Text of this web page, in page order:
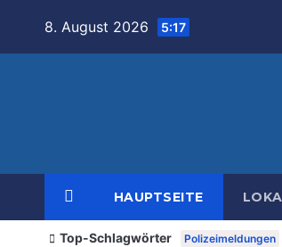
8. August 2026 5:17
HAUPTSEITE
Top-Schlagwörter Polizeimeldungen